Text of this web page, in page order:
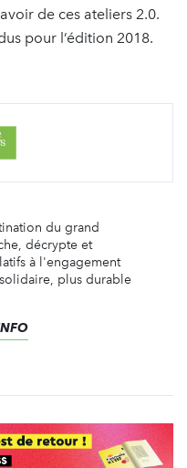
de ces ateliers 2.0.
pour l’édition 2018.
du grand
décrypte et
à l'engagement
plus durable